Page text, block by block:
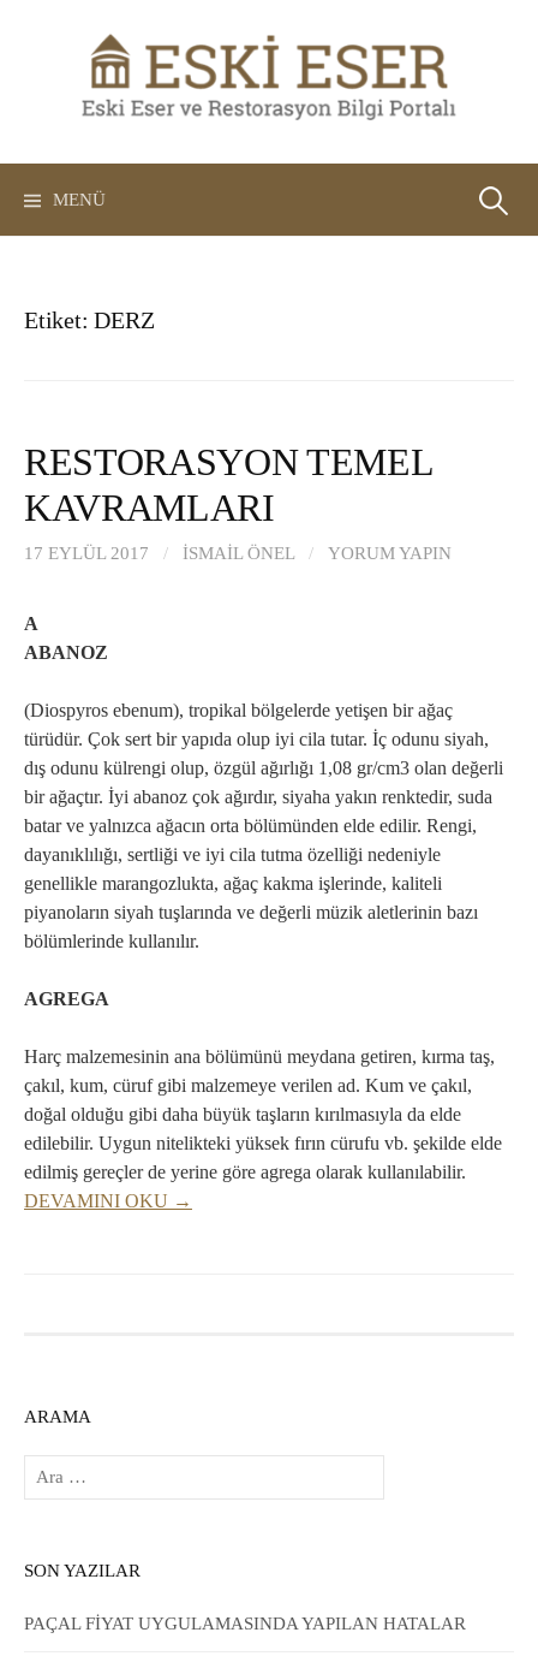
MENÜ Arama:
Etiket:DERZ
RESTORASYON TEMEL
KAVRAMLARI
17 EYLÜL 2017 / İSMAIL ÖNEL / YORUM YAPIN
A
ABANOZ
(Diospyros ebenum), tropikal bölgelerde yetişen bir ağaç
türüdür. Çok sert bir yapıda olup iyi cila tutar. İç odunu siyah,
dış odunu külrengi olup, özgül ağırlığı 1,08 gr/cm3 olan değerli
bir ağaçtır. İyi abanoz çok ağırdır, siyaha yakın renktedir, suda
batar ve yalnızca ağacın orta bölümünden elde edilir. Rengi,
dayanıklılığı, sertliği ve iyi cila tutma özelliği nedeniyle
genellikle marangozlukta, ağaç kakma işlerinde, kaliteli
piyanoların siyah tuşlarında ve değerli müzik aletlerinin bazı
bölümlerinde kullanılır.
AGREGA
Harç malzemesinin ana bölümünü meydana getiren, kırma taş,
çakıl, kum, cüruf gibi malzemeye verilen ad. Kum ve çakıl,
doğal olduğu gibi daha büyük taşların kırılmasıyla da elde
edilebilir. Uygun nitelikteki yüksek fırın cürufu vb. şekilde elde
edilmiş gereçler de yerine göre agrega olarak kullanılabilir.
DEVAMINI OKU →
ARAMA
Arama:
SON YAZILAR
PAÇAL FİYAT UYGULAMASINDA YAPILAN HATALAR